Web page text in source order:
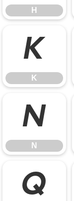
H
K
K
N
N
Q